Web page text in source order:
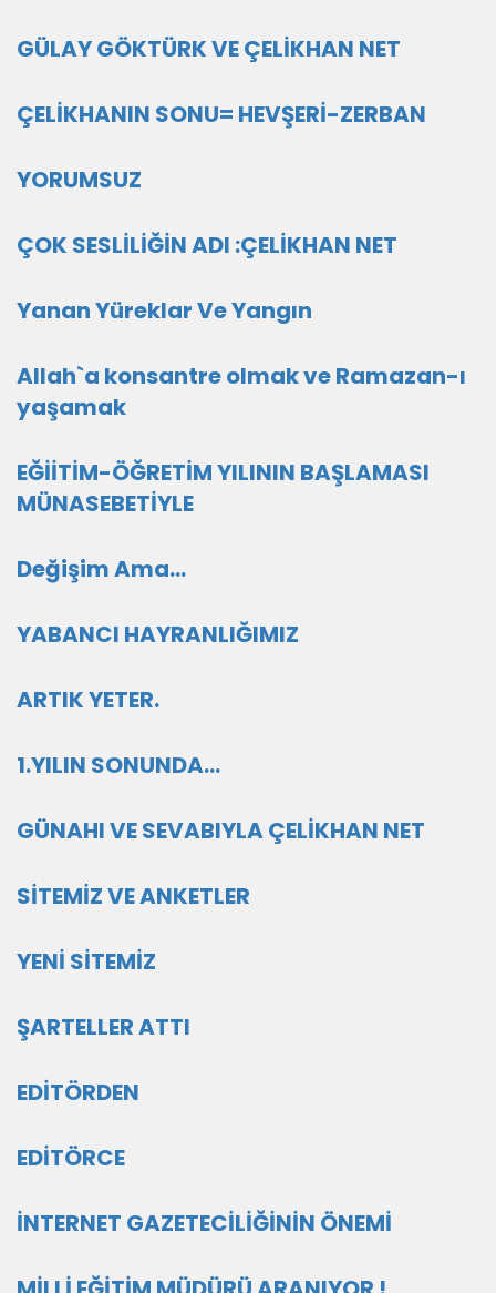
GÜLAY GÖKTÜRK VE ÇELİKHAN NET
ÇELİKHANIN SONU= HEVŞERİ-ZERBAN
YORUMSUZ
ÇOK SESLİLİĞİN ADI :ÇELİKHAN NET
Yanan Yüreklar Ve Yangın
Allah`a konsantre olmak ve Ramazan-ı
yaşamak
EĞİİTİM-ÖĞRETİM YILININ BAŞLAMASI
MÜNASEBETİYLE
Değişim Ama...
YABANCI HAYRANLIĞIMIZ
ARTIK YETER.
1.YILIN SONUNDA...
GÜNAHI VE SEVABIYLA ÇELİKHAN NET
SİTEMİZ VE ANKETLER
YENİ SİTEMİZ
ŞARTELLER ATTI
EDİTÖRDEN
EDİTÖRCE
İNTERNET GAZETECİLİĞİNİN ÖNEMİ